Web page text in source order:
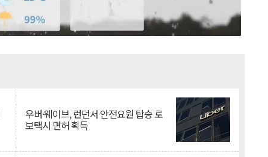
우버·웨이브, 런던서 안전요원 탑승 로
보택시 면허 획득